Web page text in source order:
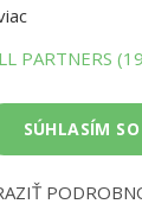
lásky
PARTNERS
SÚHLASÍM